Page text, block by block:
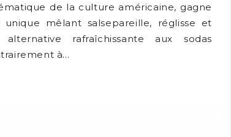
de la culture américaine, gagne
mêlant salsepareille, réglisse et
rafraîchissante aux sodas
à…